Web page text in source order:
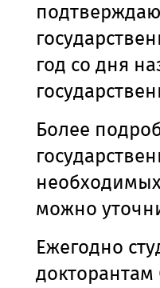
год со дня
Более
можно
Ежегодно